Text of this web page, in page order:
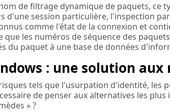
de filtrage dynamique de paquets, ce
d'une session particulière, l'inspection
comme l'état de la connexion et
que les numéros de séquence des
du paquet à une base de données
: une solution aux
tels que l'usurpation d'identité, les
de penser aux alternatives les
» ?